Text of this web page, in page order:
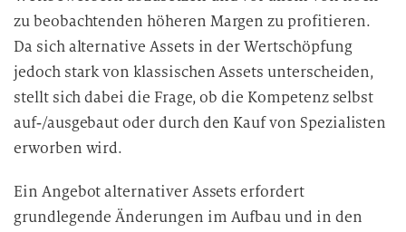
zu beobachtenden höheren Margen zu profitieren.
Da sich alternative Assets in der Wertschöpfung
jedoch stark von klassischen Assets unterscheiden,
stellt sich dabei die Frage, ob die Kompetenz selbst
auf‑/ausgebaut oder durch den Kauf von Spezialisten
erworben wird.
Ein Angebot alternativer Assets erfordert
grundlegende Änderungen im Aufbau und in den